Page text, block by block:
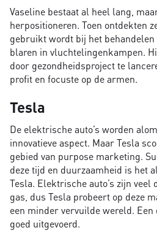
Vaseline bestaat al heel lang,
herpositioneren. Toen ontdekten
gebruikt wordt bij het behandelen
blaren in vluchtelingenkampen.
door gezondheidsproject te
profit en focuste op de armen.
Tesla
De elektrische auto’s worden
innovatieve aspect. Maar Tesla
gebied van purpose marketing.
deze tijd en duurzaamheid is het
Tesla. Elektrische auto’s zijn veel
gas, dus Tesla probeert op deze
een minder vervuilde wereld.
goed uitgevoerd.